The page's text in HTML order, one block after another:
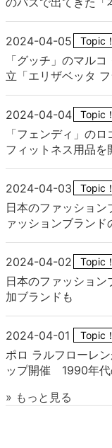
2024-04-05 Topic！
「グッチ」のマル
立「エリザベッタ
2024-04-04 Topic！
「フェンディ」の
フィットネス用品を
2024-04-03 Topic！
日本のファッショ
ァッションブラン
2024-04-02 Topic！
日本のファッショ
加ブランドも
2024-04-01 Topic！
ポロ ラルフローレ
ップ開催 1990年代
» もっと見る